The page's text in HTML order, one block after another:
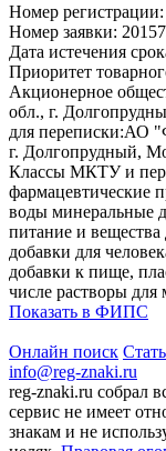
Номер регистрации:
Номер заявки:
Дата истечения
Приоритет
Акционерное
обл., г.
для переписки:АО
г. Долгопрудный,
Классы МКТУ и
фармацевтические
воды минеральные
питание и
добавки для
добавки к пище,
числе растворы
Показать в ФИПС
Онлайн поиск
info@reg-znaki.ru
reg-znaki.ru собрал
сервис не имеет
знакам и не